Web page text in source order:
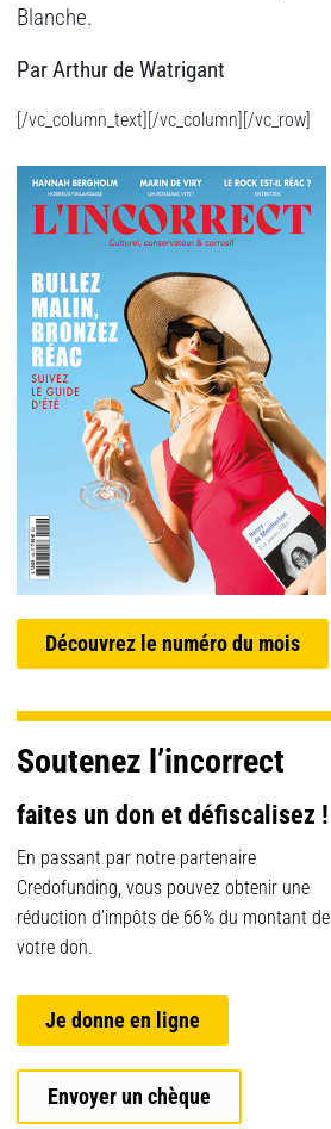
Blanche.
Par Arthur de Watrigant
[/vc_column_text][/vc_column][/vc_row]
Découvrez le numéro du mois
Soutenez l’incorrect
faites un don et défiscalisez !
En passant par notre partenaire
Credofunding, vous pouvez obtenir une
réduction d’impôts de 66% du montant de
votre don.
Je donne en ligne
Envoyer un chèque